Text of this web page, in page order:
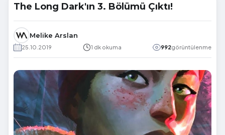
The Long Dark'ın 3. Bölümü Çıktı!
Melike Arslan
25.10.2019 1 dk okuma 992görüntülenme